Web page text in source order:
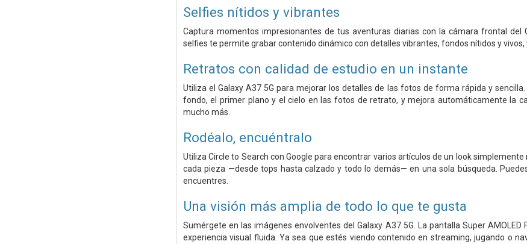
Selfies nítidos y vibrantes
Captura momentos impresionantes de tus aventuras diarias con la cámara frontal del
selfies te permite grabar contenido dinámico con detalles vibrantes, fondos nítidos y vivos,
Retratos con calidad de estudio en un instante
Utiliza el Galaxy A37 5G para mejorar los detalles de las fotos de forma rápida y
fondo, el primer plano y el cielo en las fotos de retrato, y mejora automáticamente la
mucho más.
Rodéalo, encuéntralo
Utiliza Circle to Search con Google para encontrar varios artículos de un look
cada pieza —desde tops hasta calzado y todo lo demás— en una sola búsqueda.
encuentres.
Una visión más amplia de todo lo que te gusta
Sumérgete en las imágenes envolventes del Galaxy A37 5G. La pantalla Super
experiencia visual fluida. Ya sea que estés viendo contenido en streaming, jugando o